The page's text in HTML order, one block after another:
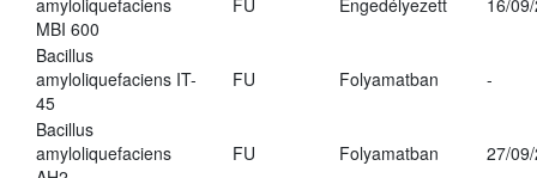
amyloliquefaciens
MBI 600
FU Engedélyezett 16/
Bacillus
amyloliquefaciens IT-
45
FU Folyamatban -
Bacillus
amyloliquefaciens
FU Folyamatban 27/